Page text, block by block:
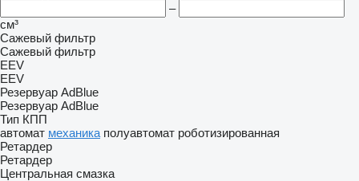
–
см³
Сажевый фильтр
Сажевый фильтр
EEV
EEV
Резервуар AdBlue
Резервуар AdBlue
Тип КПП
автомат механика полуавтомат роботизированная
Ретардер
Ретардер
Центральная смазка